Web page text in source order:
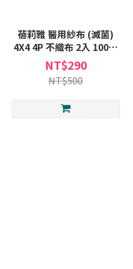
蓓莉雅 醫用紗布 (滅菌)
4X4 4P 不織布 2入 100包
販售 滅菌 醫用 紗布 紗布塊
NT$290
NT$500